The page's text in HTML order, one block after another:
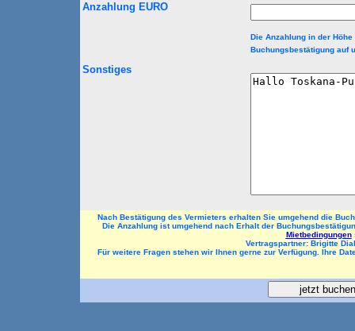
Anzahlung EURO
Die Anzahlung in der
Buchungsbestätigung auf
Sonstiges
Nach Bestätigung des Vermieters erhalten Sie umgehend die
Die Anzahlung ist umgehend nach Erhalt der
Mietbedingungen
Vertragspartner: Brigitte
Für weitere Fragen stehen wir Ihnen gerne zur Verfügung. Ihre